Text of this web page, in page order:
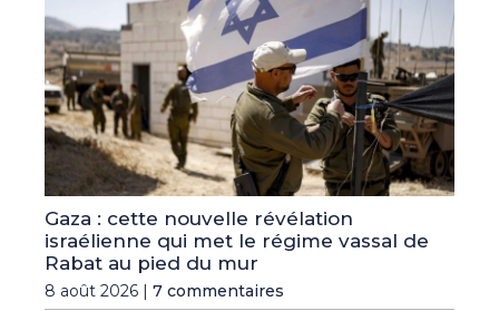
Gaza : cette nouvelle révélation
israélienne qui met le régime vassal de
Rabat au pied du mur
8 août 2026 | 7 commentaires